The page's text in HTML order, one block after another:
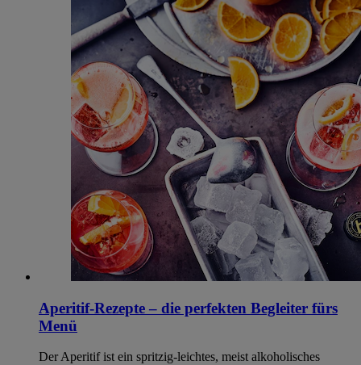
Aperitif-Rezepte – die perfekten Begleiter fürs
Menü
Der Aperitif ist ein spritzig-leichtes, meist alkoholisches